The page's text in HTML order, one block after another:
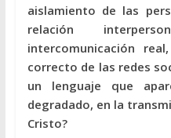
aislamiento de las
relación
intercomunicación
correcto de las redes
un lenguaje que
degradado, en la
Cristo?